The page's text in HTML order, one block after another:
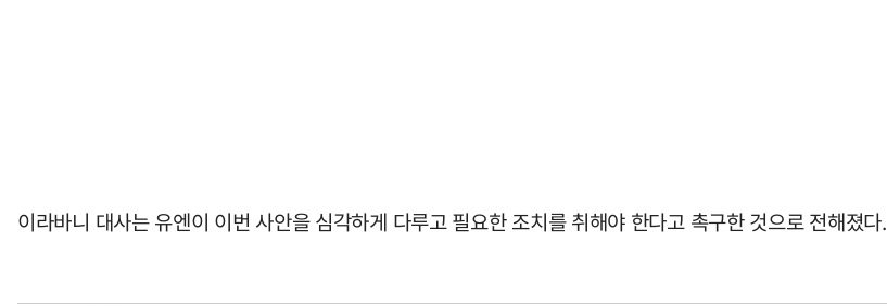
이라바니 대사는 유엔이 이번 사안을 심각하게 다루고 필요한 조치를 취해야 한다고 촉구한 것으로 전해졌다.